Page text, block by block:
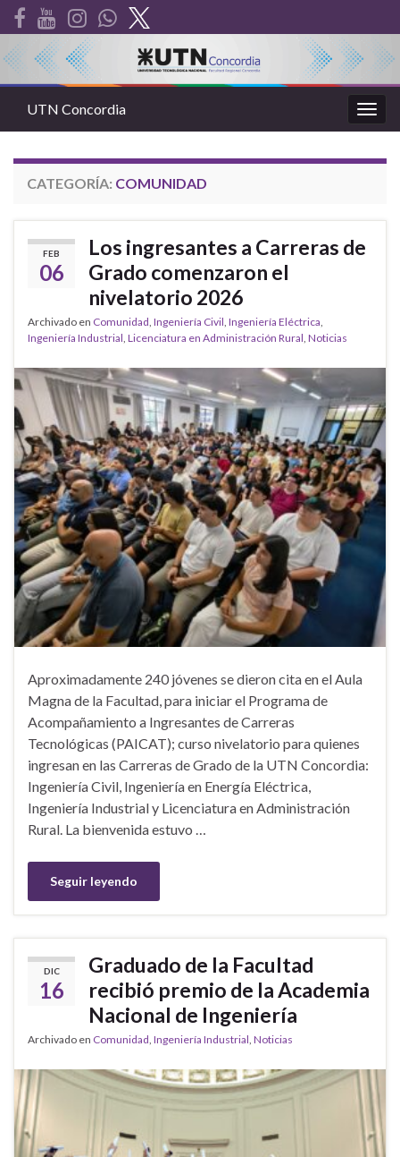
la
UTN Concordia
CATEGORÍA: COMUNIDAD
FEB
06
Los ingresantes a Carreras de
Grado comenzaron el
nivelatorio 2026
Archivado en Comunidad Ingeniería Civil Ingeniería Eléctrica
Ingeniería Industrial Licenciatura en Administración Rural Noticias
Aproximadamente 240 jóvenes se dieron cita en el Aula
Magna de la Facultad, para iniciar el Programa de
Acompañamiento a Ingresantes de Carreras
Tecnológicas (PAICAT); curso nivelatorio para quienes
ingresan en las Carreras de Grado de la UTN Concordia:
Ingeniería Civil, Ingeniería en Energía Eléctrica,
Ingeniería Industrial y Licenciatura en Administración
Rural. La bienvenida estuvo …
Seguir leyendo
DIC
16
Graduado de la Facultad
recibió premio de la Academia
Nacional de Ingeniería
Archivado en Comunidad Ingeniería Industrial Noticias